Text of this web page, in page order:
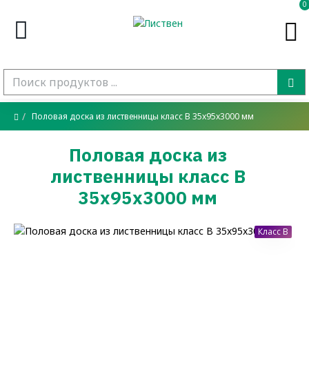
0
Половая доска из лиственницы класс В 35x95x3000 мм
Половая доска из
лиственницы класс В
35x95x3000 мм
Класс B